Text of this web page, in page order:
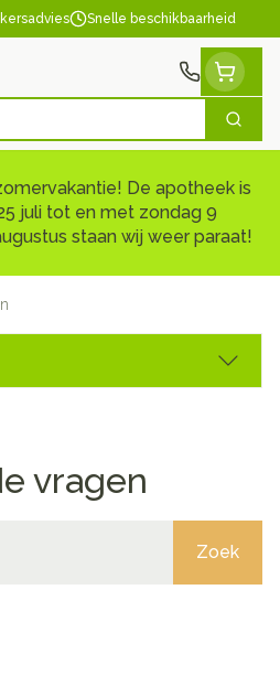
Snelle beschikbaarheid
Zoek
De apotheek is
juli tot en met zondag 9
staan wij weer paraat!
vragen
Zoek